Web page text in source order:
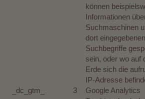
können
Informationen
Suchmaschinen
dort eingegebenen
Suchbegriffe
sein, oder wo auf
Erde sich die
IP-Adresse
_dc_gtm_ 3
Google Analytics